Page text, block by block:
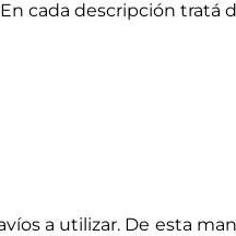
cada descripción tratá
a utilizar. De esta